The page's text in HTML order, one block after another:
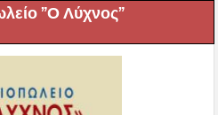
”Ο Λύχνος”